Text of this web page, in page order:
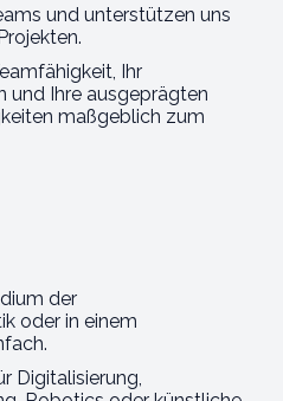
und unterstützen uns
Ihr
und Ihre ausgeprägten
maßgeblich zum
der
oder in einem
Digitalisierung,